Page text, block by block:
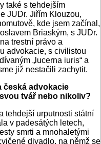
také s tehdejším
JUDr. Jiřím Klouzou,
kde jsem začínal,
Briaským, s JUDr.
trestní právo a
advokacie, s civilistou
„lucerna iuris“ a
již nestačili zachytit.
česká advokacie
tvář nebo nikoliv?
tehdejší urputnosti státní
v padesátých letech,
smrti a mnohaletými
divadlo, na němž se